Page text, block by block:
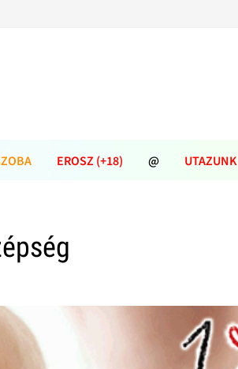
EROSZ (+18) @ UTAZUNK